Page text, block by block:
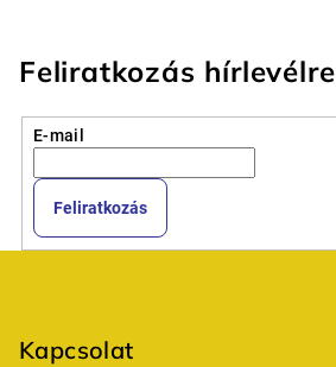
Feliratkozás hírlevélre
E-mail
Feliratkozás
Kapcsolat